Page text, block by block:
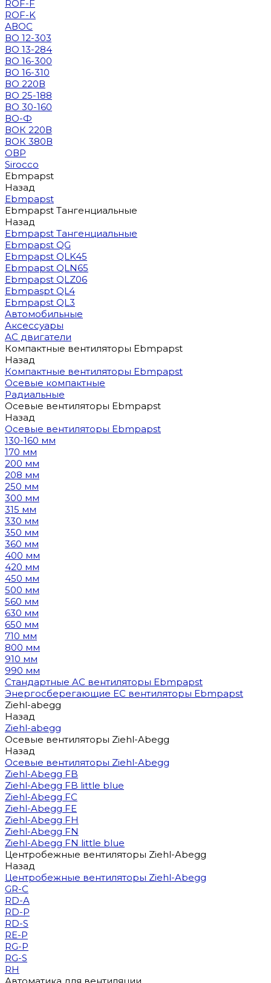
ROF-F
ROF-K
АВОС
ВО 12-303
ВО 13-284
ВО 16-300
ВО 16-310
ВО 220В
ВО 25-188
ВО 30-160
ВО-Ф
ВОК 220В
ВОК 380В
ОВР
Sirocco
Ebmpapst
Назад
Ebmpapst
Ebmpapst Тангенциальные
Назад
Ebmpapst Тангенциальные
Ebmpapst QG
Ebmpapst QLK45
Ebmpapst QLN65
Ebmpapst QLZ06
Ebmpaspt QL4
Ebmpapst QL3
Автомобильные
Аксессуары
АС двигатели
Компактные вентиляторы Ebmpapst
Назад
Компактные вентиляторы Ebmpapst
Осевые компактные
Радиальные
Осевые вентиляторы Ebmpapst
Назад
Осевые вентиляторы Ebmpapst
130-160 мм
170 мм
200 мм
208 мм
250 мм
300 мм
315 мм
330 мм
350 мм
360 мм
400 мм
420 мм
450 мм
500 мм
560 мм
630 мм
650 мм
710 мм
800 мм
910 мм
990 мм
Стандартные AC вентиляторы Ebmpapst
Энергосберегающие EC вентиляторы Ebmpapst
Ziehl-abegg
Назад
Ziehl-abegg
Осевые вентиляторы Ziehl-Abegg
Назад
Осевые вентиляторы Ziehl-Abegg
Ziehl-Abegg FB
Ziehl-Abegg FB little blue
Ziehl-Abegg FC
Ziehl-Abegg FE
Ziehl-Abegg FH
Ziehl-Abegg FN
Ziehl-Abegg FN little blue
Центробежные вентиляторы Ziehl-Abegg
Назад
Центробежные вентиляторы Ziehl-Abegg
GR-C
RD-A
RD-P
RD-S
RE-P
RG-P
RG-S
RH